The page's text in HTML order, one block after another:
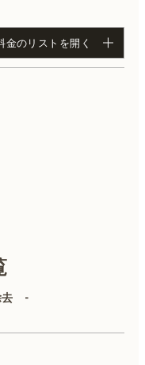
金のリストを開く
症外来に関しては、
円（税込）をいただき
去 -